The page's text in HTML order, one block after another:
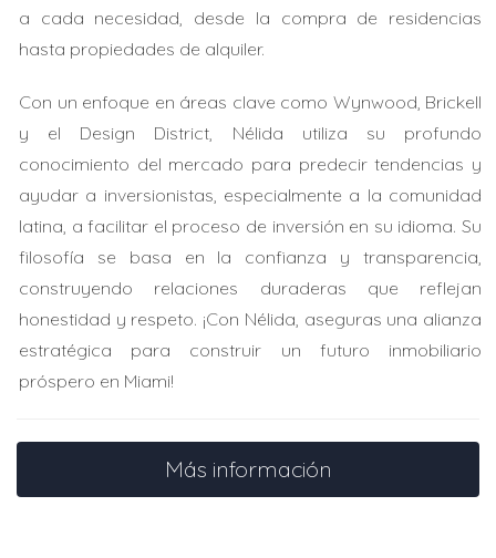
en sus tarjetas de crédito de $15,000. Esto elevó su
relación deuda-ingreso al 45%. Al final, solo pudieron
podrían haber llegado a $300,000 sin esa deuda.
Si tienes dudas sobre cómo tus deudas afectan tu
compra inmobiliaria, ¡no dudes en contactarme!
Caso Práctico 2: Juan y su auto nuevo
Juan compró un auto nuevo financiado por $25,000
justo antes de buscar casa. Aunque tenía un buen
ingreso, sus pagos mensuales fueron un golpe a su
capacidad hipotecaria. En lugar de poder comprar una
Caso Práctico 3: Las decisiones de María
a cada necesidad, desde la compra de residencias
hasta propiedades de alquiler.
Con un enfoque en áreas clave como Wynwood, Brickell
y el Design District, Nélida utiliza su profundo
conocimiento del mercado para predecir tendencias y
ayudar a inversionistas, especialmente a la comunidad
latina, a facilitar el proceso de inversión en su idioma. Su
filosofía se basa en la confianza y transparencia,
construyendo relaciones duraderas que reflejan
honestidad y respeto. ¡Con Nélida, aseguras una alianza
estratégica para construir un futuro inmobiliario
próspero en Miami!
Más información